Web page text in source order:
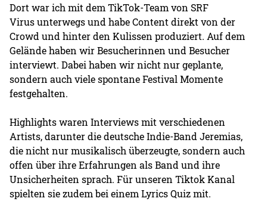
Dort war ich mit dem TikTok-Team von SRF
Virus unterwegs und habe Content direkt von der
Crowd und hinter den Kulissen produziert. Auf dem
Gelände haben wir Besucherinnen und Besucher
interviewt. Dabei haben wir nicht nur geplante,
sondern auch viele spontane Festival Momente
festgehalten.
Highlights waren Interviews mit verschiedenen
Artists, darunter die deutsche Indie-Band Jeremias,
die nicht nur musikalisch überzeugte, sondern auch
offen über ihre Erfahrungen als Band und ihre
Unsicherheiten sprach. Für unseren Tiktok Kanal
spielten sie zudem bei einem Lyrics Quiz mit.